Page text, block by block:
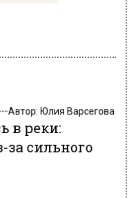
в реки:
сильного